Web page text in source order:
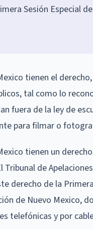
Sesión Especial
tienen el
tal como lo
fuera de la ley de
para filmar o
tienen un
Tribunal de
derecho de la
de Nuevo Mexico,
telefónicas y por